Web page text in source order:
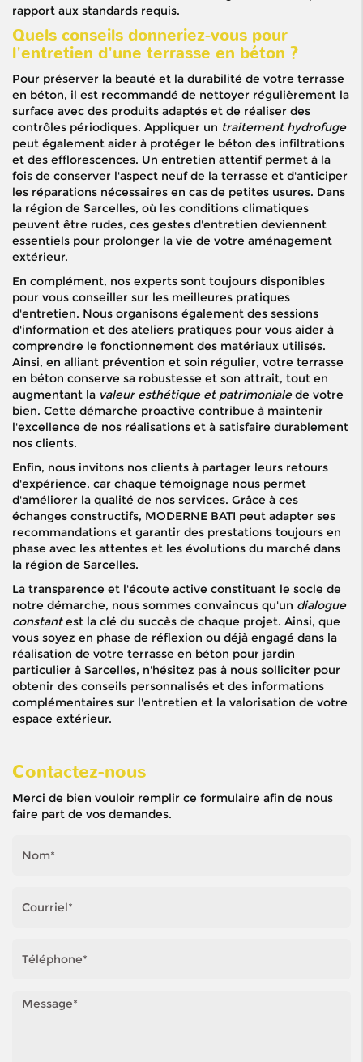
rapport aux standards requis.
Quels conseils donneriez-vous pour
l'entretien d'une terrasse en béton ?
Pour préserver la beauté et la durabilité de votre terrasse
en béton, il est recommandé de nettoyer régulièrement la
surface avec des produits adaptés et de réaliser des
contrôles périodiques. Appliquer un traitement hydrofuge
peut également aider à protéger le béton des infiltrations
et des efflorescences. Un entretien attentif permet à la
fois de conserver l'aspect neuf de la terrasse et d'anticiper
les réparations nécessaires en cas de petites usures. Dans
la région de Sarcelles, où les conditions climatiques
peuvent être rudes, ces gestes d'entretien deviennent
essentiels pour prolonger la vie de votre aménagement
extérieur.
En complément, nos experts sont toujours disponibles
pour vous conseiller sur les meilleures pratiques
d'entretien. Nous organisons également des sessions
d'information et des ateliers pratiques pour vous aider à
comprendre le fonctionnement des matériaux utilisés.
Ainsi, en alliant prévention et soin régulier, votre terrasse
en béton conserve sa robustesse et son attrait, tout en
augmentant la valeur esthétique et patrimonialede votre
bien. Cette démarche proactive contribue à maintenir
l'excellence de nos réalisations et à satisfaire durablement
nos clients.
Enfin, nous invitons nos clients à partager leurs retours
d'expérience, car chaque témoignage nous permet
d'améliorer la qualité de nos services. Grâce à ces
échanges constructifs, MODERNE BATI peut adapter ses
recommandations et garantir des prestations toujours en
phase avec les attentes et les évolutions du marché dans
la région de Sarcelles.
La transparence et l'écoute active constituant le socle de
notre démarche, nous sommes convaincus qu'un dialogue
constantest la clé du succès de chaque projet. Ainsi, que
vous soyez en phase de réflexion ou déjà engagé dans la
réalisation de votre terrasse en béton pour jardin
particulier à Sarcelles, n'hésitez pas à nous solliciter pour
obtenir des conseils personnalisés et des informations
complémentaires sur l'entretien et la valorisation de votre
espace extérieur.
Contactez-nous
Merci de bien vouloir remplir ce formulaire afin de nous
faire part de vos demandes.